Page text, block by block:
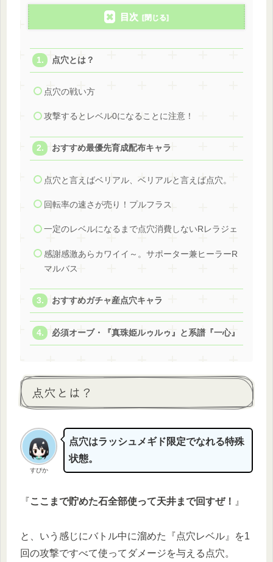
目次
点穴とは？
点穴の戦い方
攻撃するとレベル0になることに注意！
おすすめ最優先育成配布キャラ
点穴と言えばベリアル、ベリアルと言えば点穴。
回転率の速さが売り！プルフラス
一定のレベルになるまで点穴消費しないRレラジェ
感謝感激あらカワイイ～。サポーター兼ヒーラーR
マルバス
おすすめガチャ産点穴キャラ
必須オーブ・『真珠姫ルゥルゥ』と系譜『一心』
点穴とは？
すぴか
点穴はラッシュメギド限定でなれる特殊
状態。
『 ここまで貯めた石全部使って天井まで回すぜ！ 』
と、いう感じにバトル中に溜めた『点穴レベル』を1
回の攻撃ですべて使ってダメージを与える点穴。